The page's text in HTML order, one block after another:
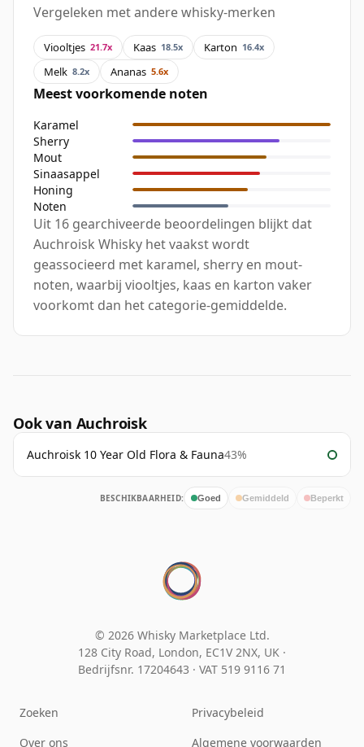
Vergeleken met andere whisky-merken
Viooltjes 21.7x Kaas 18.5x Karton 16.4x
Melk 8.2x Ananas 5.6x
Meest voorkomende noten
Karamel
Sherry
Mout
Sinaasappel
Honing
Noten
Uit 16 gearchiveerde beoordelingen blijkt dat
Auchroisk Whisky het vaakst wordt
geassocieerd met karamel, sherry en mout-
noten, waarbij viooltjes, kaas en karton vaker
voorkomt dan het categorie-gemiddelde.
Ook van Auchroisk
Auchroisk 10 Year Old Flora & Fauna43%
BESCHIKBAARHEID: Goed Gemiddeld Beperkt
© 2026 Whisky Marketplace Ltd.
128 City Road, London, EC1V 2NX, UK ·
Bedrijfsnr. 17204643 · VAT 519 9116 71
Zoeken
Over ons
Privacybeleid
Algemene voorwaarden